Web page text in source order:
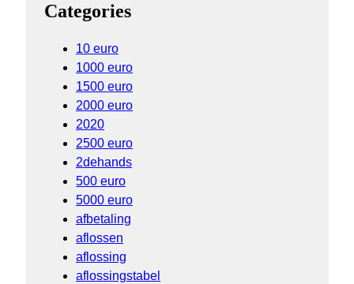
Categories
10 euro
1000 euro
1500 euro
2000 euro
2020
2500 euro
2dehands
500 euro
5000 euro
afbetaling
aflossen
aflossing
aflossingstabel